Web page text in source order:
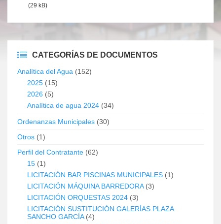
(29 kB)
CATEGORÍAS DE DOCUMENTOS
Analítica del Agua (152)
2025 (15)
2026 (5)
Analítica de agua 2024 (34)
Ordenanzas Municipales (30)
Otros (1)
Perfil del Contratante (62)
15 (1)
LICITACIÓN BAR PISCINAS MUNICIPALES (1)
LICITACIÓN MÁQUINA BARREDORA(3)
LICITACIÓN ORQUESTAS 2024 (3)
LICITACIÓN SUSTITUCIÓN GALERÍAS PLAZA
SANCHO GARCÍA(4)